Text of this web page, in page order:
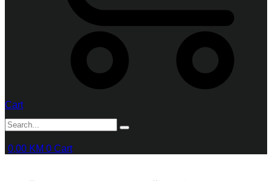
Cart
0,00 KM 0 Cart